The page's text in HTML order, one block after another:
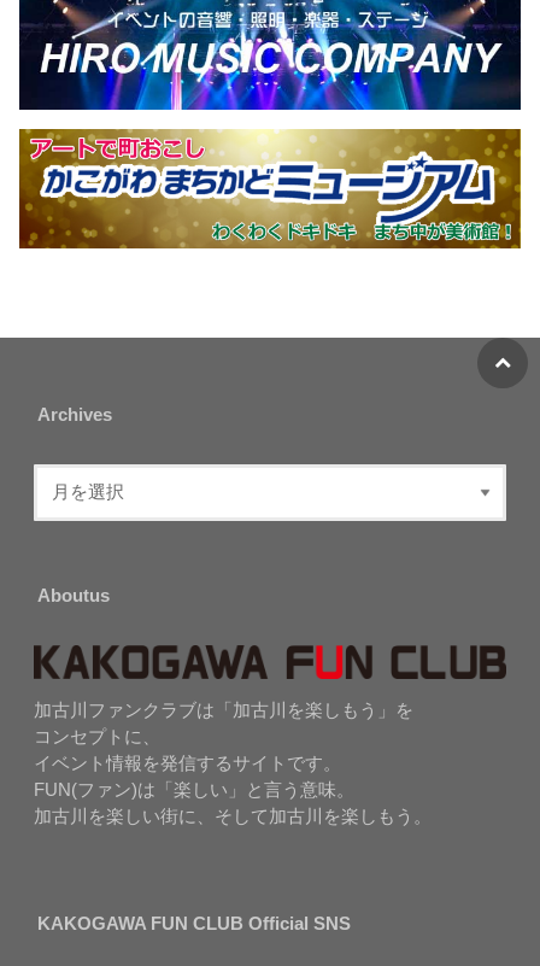
Archives
Aboutus
加古川ファンクラブは「加古川を楽しもう」を
コンセプトに、
イベント情報を発信するサイトです。
FUN(ファン)は「楽しい」と言う意味。
加古川を楽しい街に、そして加古川を楽しもう。
KAKOGAWA FUN CLUB Official SNS